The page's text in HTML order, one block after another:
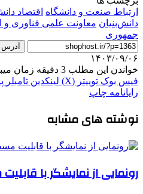
ارتباط صنعت و دانشگاه اقتصاد
دانش‌بنیان معاونت علمی فناوری و
جمهوری
۱۴۰۳/۰۹/۰۶
خواندن این مطلب 3 دقیقه زمان میبرد
فیس بوک توییتر (X) لینکدین ‫تامبلر
رایانامه چاپ
نوشته های مشابه
رونمایی از نمایشگر با